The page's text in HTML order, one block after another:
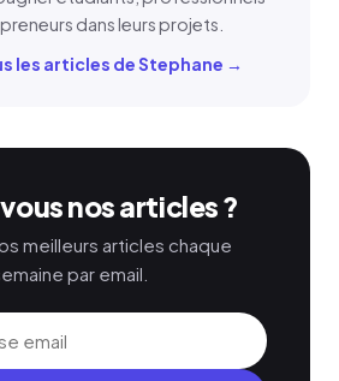
dans leurs projets.
les articles de Stephane →
nos articles ?
meilleurs articles chaque
par email.